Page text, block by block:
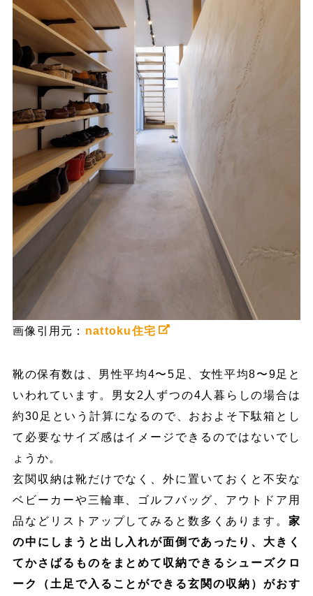
画像引用元： nattoku住宅
靴の保有数は、男性平均4〜5足、女性平均8〜9足と
いわれています。男女2人ずつの4人暮らしの場合は
約30足という計算になるので、おおよそ下駄箱とし
て必要なサイズ感はイメージできるのではないでし
ょうか。
玄関収納は靴だけでなく、外に置いておくと不安な
ベビーカーや三輪車、ゴルフバッグ、アウトドア用
品などリストアップしてみると数多くあります。 家
の中にしまうと出し入れが面倒であったり、大きく
てかさばるものをまとめて収納できるシューズクロ
ーク（土足で入ることができる玄関の収納）がおす